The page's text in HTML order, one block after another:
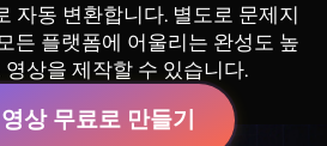
자동 변환합니다. 별도로 문제지
든 플랫폼에 어울리는 완성도 높
상을 제작할 수 있습니다.
상 무료로 만들기